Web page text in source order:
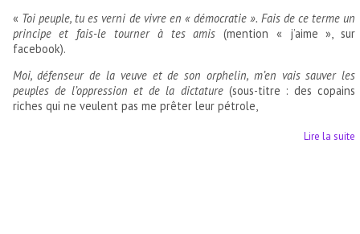
« Toi peuple, tu es verni de vivre en « démocratie ». Fais de ce terme un
principe et fais-le tourner à tes amis(mention « j’aime », sur
facebook).
Moi, défenseur de la veuve et de son orphelin, m’en vais sauver les
peuples de l’oppression et de la dictature (sous-titre : des copains
riches qui ne veulent pas me prêter leur pétrole,
Lire la suite